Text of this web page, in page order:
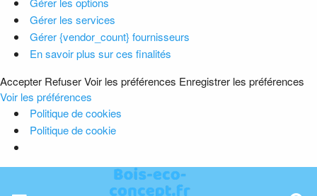
Gérer les services
Gérer {vendor_count} fournisseurs
En savoir plus sur ces finalités
Accepter RefuserVoir les préférences Enregistrer les préférences
Voir les préférences
Politique de cookies
Politique de cookie